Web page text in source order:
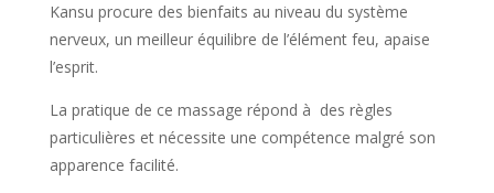
Kansu procure des bienfaits au niveau du système
nerveux, un meilleur équilibre de l’élément feu, apaise
l’esprit.
La pratique de ce massage répond à des règles
particulières et nécessite une compétence malgré son
apparence facilité.